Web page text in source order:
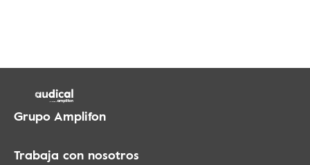
Grupo Amplifon
Trabaja con nosotros